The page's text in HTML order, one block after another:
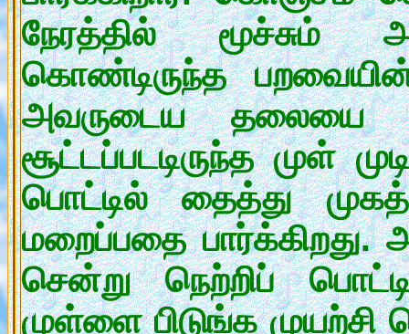
நேரத்தில் மூச்சும்
கொண்டிருந்த
அவருடைய தலையை
சூட்டப்படடிருந்த முள்
பொட்டில் தைத்து
மறைப்பதை பார்க்கிறது.
சென்று நெற்றிப்
முள்ளை பிடுங்க முயற்சி